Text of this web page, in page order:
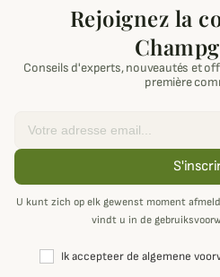
Rejoignez la
Conseils d'experts, nouveautés et
première
U kunt zich op elk gewenst moment
vindt u in de
Ik accepteer de algemene